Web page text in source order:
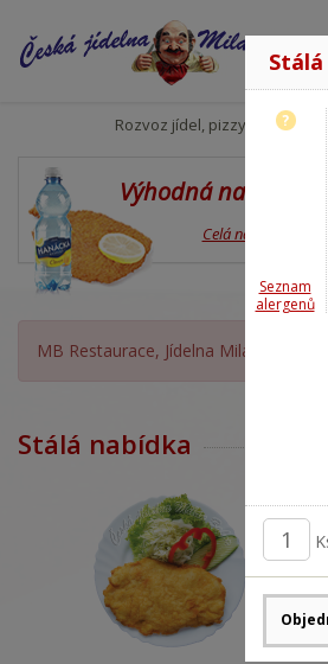
Rozvoz jídel, pizzy
Výhodná nabídka
Celá nabídka
MB Restaurace, Jídelna Milan Babor
Stálá nabídka
?
?
Seznam
alergenů